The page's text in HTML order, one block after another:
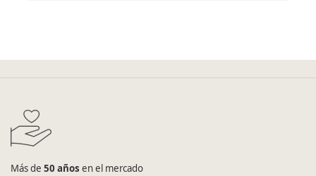
Más de 50 años en el mercado